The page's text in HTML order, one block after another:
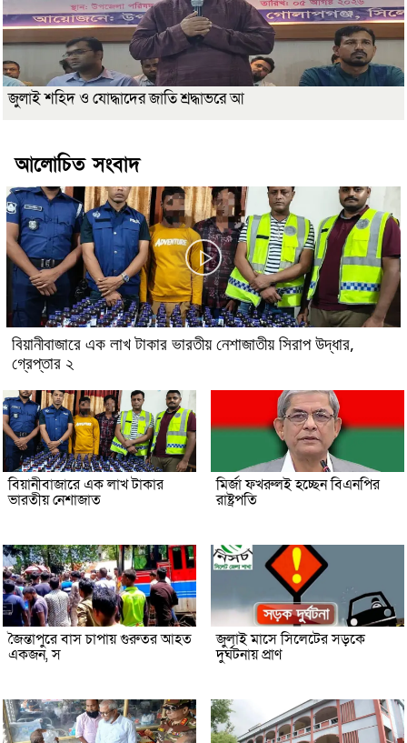
জুলাই শহিদ ও যোদ্ধাদের জাতি শ্রদ্ধাভরে আ
আলোচিত সংবাদ
বিয়ানীবাজারে এক লাখ টাকার ভারতীয় নেশাজাতীয় সিরাপ উদ্ধার,
গ্রেপ্তার ২
বিয়ানীবাজারে এক লাখ টাকার
ভারতীয় নেশাজাত
মির্জা ফখরুলই হচ্ছেন বিএনপির
রাষ্ট্রপতি
জৈন্তাপুরে বাস চাপায় গুরুতর আহত
একজন, স
জুলাই মাসে সিলেটের সড়কে
দুর্ঘটনায় প্রাণ